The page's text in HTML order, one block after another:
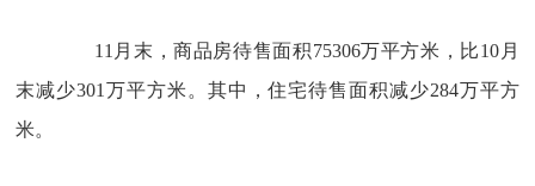
11月末，商品房待售面积75306万平方米，比10月
末减少301 万平方米。其中，住宅待售面积减少284万平方
米。